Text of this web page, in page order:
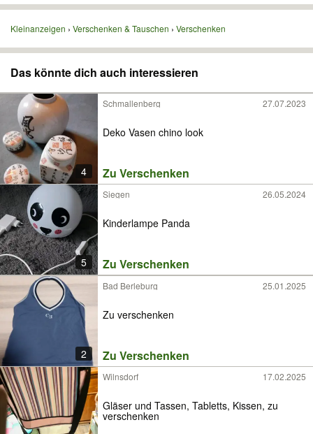
Kleinanzeigen Verschenken & Tauschen Verschenken
Das könnte dich auch interessieren
4
Schmallenberg 27.07.2023
Deko Vasen chino look
Zu Verschenken
5
Siegen 26.05.2024
Kinderlampe Panda
Zu Verschenken
2
Bad Berleburg 25.01.2025
Zu verschenken
Zu Verschenken
Wilnsdorf 17.02.2025
Gläser und Tassen, Tabletts, Kissen, zu
verschenken